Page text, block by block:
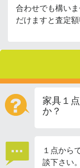
合わせでも構い
だけますと査定額
家具１
か？
１点から
談下さい。